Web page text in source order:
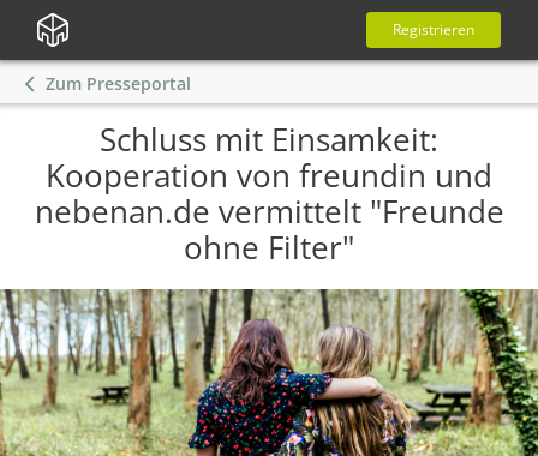
Registrieren
Zum Presseportal
Schluss mit Einsamkeit:
Kooperation von freundin und
nebenan.de vermittelt "Freunde
ohne Filter"